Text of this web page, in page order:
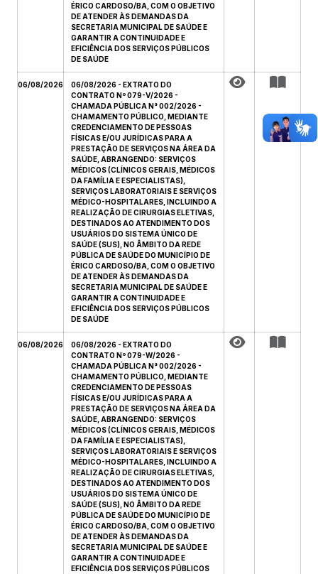
ÉRICO CARDOSO/BA, COM O OBJETIVO
DE ATENDER ÀS DEMANDAS DA
SECRETARIA MUNICIPAL DE SAÚDE E
GARANTIR A CONTINUIDADE E
EFICIÊNCIA DOS SERVIÇOS PÚBLICOS
DE SAÚDE
06/08/2026
06/08/2026 - EXTRATO DO
CONTRATO Nº 079-V/2026 -
CHAMADA PÚBLICA N° 002/2026 -
CHAMAMENTO PÚBLICO, MEDIANTE
CREDENCIAMENTO DE PESSOAS
FÍSICAS E/OU JURÍDICAS PARA A
PRESTAÇÃO DE SERVIÇOS NA ÁREA DA
SAÚDE, ABRANGENDO: SERVIÇOS
MÉDICOS (CLÍNICOS GERAIS, MÉDICOS
DA FAMÍLIA E ESPECIALISTAS),
SERVIÇOS LABORATORIAIS E SERVIÇOS
MÉDICO-HOSPITALARES, INCLUINDO A
REALIZAÇÃO DE CIRURGIAS ELETIVAS,
DESTINADOS AO ATENDIMENTO DOS
USUÁRIOS DO SISTEMA ÚNICO DE
SAÚDE (SUS), NO ÂMBITO DA REDE
PÚBLICA DE SAÚDE DO MUNICÍPIO DE
ÉRICO CARDOSO/BA, COM O OBJETIVO
DE ATENDER ÀS DEMANDAS DA
SECRETARIA MUNICIPAL DE SAÚDE E
GARANTIR A CONTINUIDADE E
EFICIÊNCIA DOS SERVIÇOS PÚBLICOS
DE SAÚDE
06/08/2026
06/08/2026 - EXTRATO DO
CONTRATO Nº 079-W/2026 -
CHAMADA PÚBLICA N° 002/2026 -
CHAMAMENTO PÚBLICO, MEDIANTE
CREDENCIAMENTO DE PESSOAS
FÍSICAS E/OU JURÍDICAS PARA A
PRESTAÇÃO DE SERVIÇOS NA ÁREA DA
SAÚDE, ABRANGENDO: SERVIÇOS
MÉDICOS (CLÍNICOS GERAIS, MÉDICOS
DA FAMÍLIA E ESPECIALISTAS),
SERVIÇOS LABORATORIAIS E SERVIÇOS
MÉDICO-HOSPITALARES, INCLUINDO A
REALIZAÇÃO DE CIRURGIAS ELETIVAS,
DESTINADOS AO ATENDIMENTO DOS
USUÁRIOS DO SISTEMA ÚNICO DE
SAÚDE (SUS), NO ÂMBITO DA REDE
PÚBLICA DE SAÚDE DO MUNICÍPIO DE
ÉRICO CARDOSO/BA, COM O OBJETIVO
DE ATENDER ÀS DEMANDAS DA
SECRETARIA MUNICIPAL DE SAÚDE E
GARANTIR A CONTINUIDADE E
EFICIÊNCIA DOS SERVIÇOS PÚBLICOS